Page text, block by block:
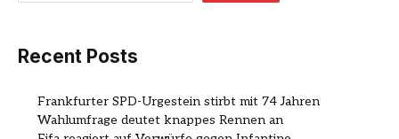
Recent Posts
Frankfurter SPD-Urgestein stirbt mit 74 Jahren
Wahlumfrage deutet knappes Rennen an